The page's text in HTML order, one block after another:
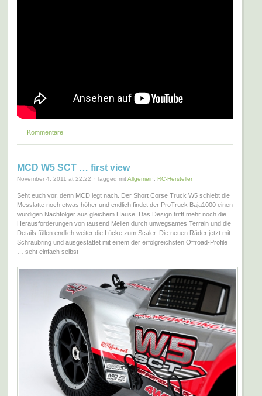
Kommentare
MCD W5 SCT … first view
November 4, 2011 at 22:22 · Tagged mitAllgemein RC-Hersteller
Seht euch vor, denn MCD legt nach. Der Short Corse Truck W5 schiebt die
Messlatte noch etwas höher und endlich findet der ProTruck Baja1000 einen
würdigen Nachfolger aus gleichem Hause. Das Design trifft mehr noch die
Herausforderungen von tausend Meilen durch unwegsames Terrain und die
Details füllen endlich weiter die Lücke zum Scaler. Die neuen Räder jetzt mit
Schraubring und ausgestattet mit einem der erfolgreichsten Offroad-Profile
… seht einfach selbst